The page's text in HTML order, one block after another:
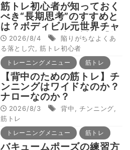
筋トレ初心者が知っておく
べき“長期思考”のすすめと
は？ボディビル元世界チャ
ンピオン・鈴木雅対談【筋
トレ初心者よくある落とし
穴❽】
2026/8/4
陥りがちなよくあ
る落とし穴
,筋トレ初心者
トレーニングメニュー 筋トレ
【背中のための筋トレ】チ
ンニングはワイドなのか？
ナローなのか？
2026/8/3 背中 ,チンニング
筋トレ
トレーニングメニュー 筋トレ
バキュームポーズの練習方